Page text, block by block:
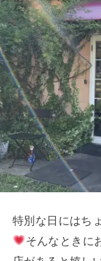
特別な日にはち
そんなときに